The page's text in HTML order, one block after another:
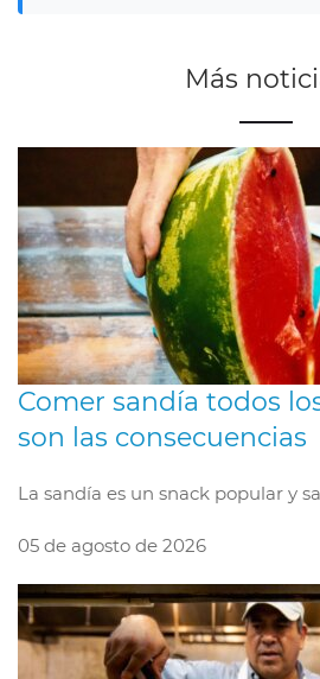
Más
Comer sandía todos
son las consecuencias
La sandía es un snack popular y
05 de agosto de 2026